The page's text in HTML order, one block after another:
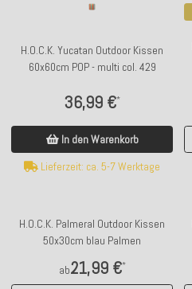
H.O.C.K. Yucatan Outdoor Kissen
60x60cm POP - multi col. 429
36,99 €*
In den Warenkorb
Lieferzeit: ca. 5-7 Werktage
H.O.C.K. Palmeral Outdoor Kissen
50x30cm blau Palmen
ab21,99 €*